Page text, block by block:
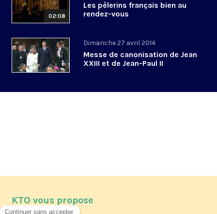
02:08
Les pèlerins français bien au
rendez-vous
Dimanche 27 avril 2014
Messe de canonisation de Jean
XXIII et de Jean-Paul II
KTO vous propose